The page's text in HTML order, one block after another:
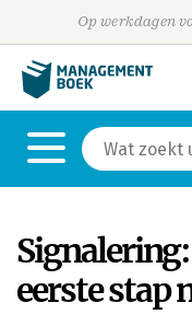
Op werkdagen
eerste stap